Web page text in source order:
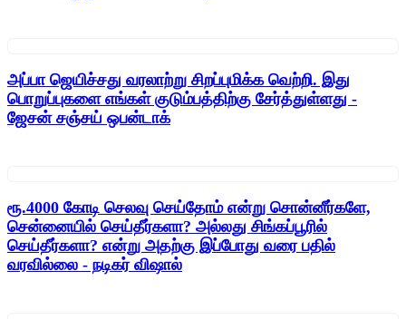
அப்பா ஜெயிச்சது வரலாற்று சிறப்புமிக்க வெற்றி. இது
பொறுப்புகளை எங்கள் குடும்பத்திற்கு சேர்த்துள்ளது -
ஜேசன் சஞ்சய் ஒபன்டாக்
ரூ.4000 கோடி செலவு செய்தோம் என்று சொன்னீர்களே,
சென்னையில் செய்தீர்களா? அல்லது சிங்கப்பூரில்
செய்தீர்களா? என்று அதற்கு இப்போது வரை பதில்
வரவில்லை - நடிகர் விஷால்